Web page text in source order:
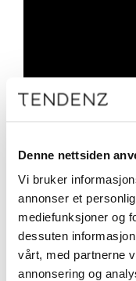
Denne nettsiden
Vi bruker
annonser et
mediefunksjoner og
dessuten
vårt, med partnerne
annonsering og
Relaterte